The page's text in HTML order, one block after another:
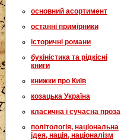
основний асортимент
останні примірники
історичні романи
букіністика та рідкісні
книги
книжки про Київ
козацька Україна
класична і сучасна проза
політологія, національна
ідея, нація, націоналізм